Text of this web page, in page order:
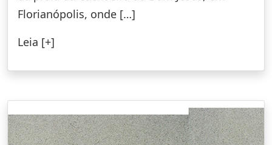
Florianópolis, onde […]
Leia [+]